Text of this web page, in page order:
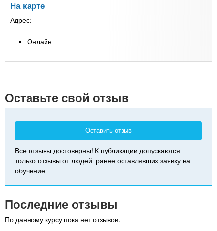
На карте
Адрес:
Онлайн
Оставьте свой отзыв
Оставить отзыв
Все отзывы достоверны! К публикации допускаются
только отзывы от людей, ранее оставлявших заявку на
обучение.
Последние отзывы
По данному курсу пока нет отзывов.